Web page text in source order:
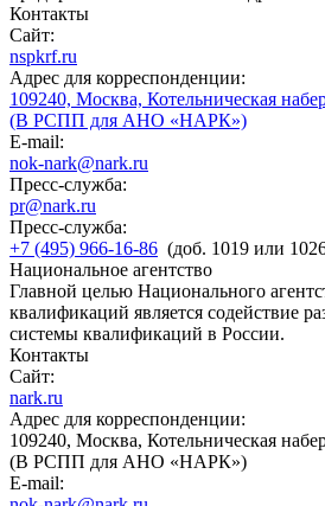
Контакты
Сайт:
nspkrf.ru
Адрес для корреспонденции:
109240, Москва, Котельническая
(В РСПП для АНО «НАРК»)
E-mail:
nok-nark@nark.ru
Пресс-служба:
pr@nark.ru
Пресс-служба:
+7 (495) 966-16-86 (доб. 1019 или
Национальное агентство
Главной целью Национального
квалификаций является содействие
системы квалификаций в России.
Контакты
Сайт:
nark.ru
Адрес для корреспонденции:
109240, Москва, Котельническая
(В РСПП для АНО «НАРК»)
E-mail: